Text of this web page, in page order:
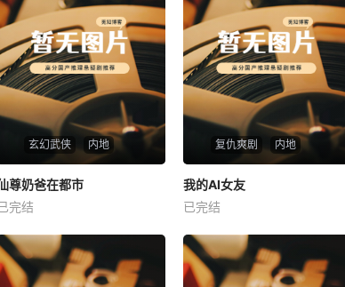
玄幻武侠 内地
仙尊奶爸在都市
未知
尊奶爸在都市
完结
复仇爽剧 内地
我的AI女友
未知
我的AI女友
已完结